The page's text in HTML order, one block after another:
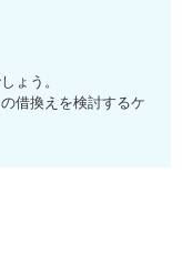
ょう。
借換えを検討するケ